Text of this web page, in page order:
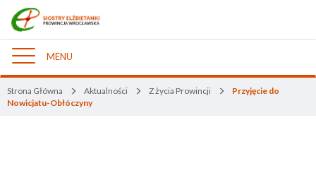
Nawigacja
MENU
Strona Główna Aktualności Z życia Prowincji
Przyjęcie do
Nowicjatu-Obłóczyny